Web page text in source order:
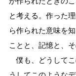
と考える。作った
ら作られた意味を
ことと、記憶と、
僕も、どうしてこ